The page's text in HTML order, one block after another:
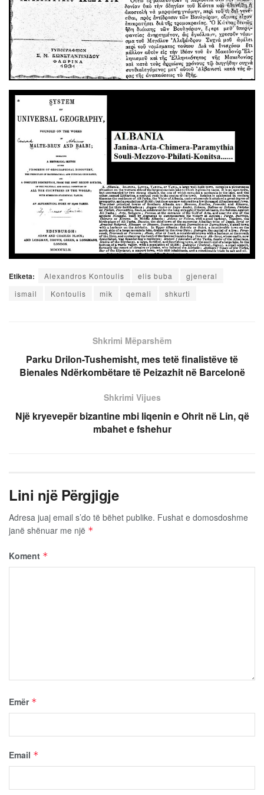
Etiketa: Alexandros Kontoulis elis buba
gjeneral
ismail
Kontoulis mik qemali shkurti
Shkrimi Mëparshëm
Parku Drilon-Tushemisht, mes tetë finalistëve të
Bienales Ndërkombëtare të Peizazhit në Barcelonë
Shkrimi Vijues
Një kryevepër bizantine mbi liqenin e Ohrit në Lin, që
mbahet e fshehur
Lini një Përgjigje
Adresa juaj email s’do të bëhet publike. Fushat e domosdoshme
janë shënuar me një *
Koment *
Emër *
Email *